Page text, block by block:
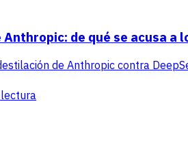
de qué se acusa a
de Anthropic contra